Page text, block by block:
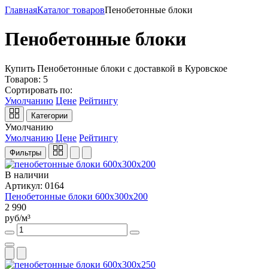
ГлавнаяКаталог товаровПенобетонные блоки
Пенобетонные блоки
Купить Пенобетонные блоки с доставкой в Куровское
Товаров: 5
Сортировать по:
Умолчанию Цене Рейтингу
Категории
Умолчанию
Умолчанию Цене Рейтингу
Фильтры
В наличии
Артикул: 0164
Пенобетонные блоки 600х300х200
2 990
руб/м³